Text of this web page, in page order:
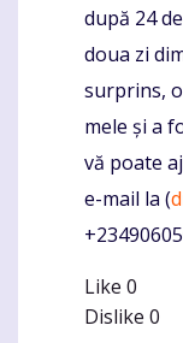
după 24
doua zi
surprins,
mele și a
vă poate
e-mail la (
Like 0
Dislike 0